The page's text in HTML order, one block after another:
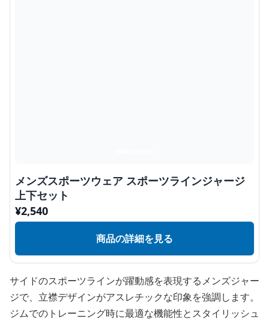
メンズスポーツウェア スポーツラインジャージ
上下セット
¥2,540
商品の詳細を見る
サイドのスポーツラインが躍動感を表現するメンズジャー
ジで、立襟デザインがアスレチックな印象を強調します。
ジムでのトレーニング時に最適な機能性とスタイリッシュ